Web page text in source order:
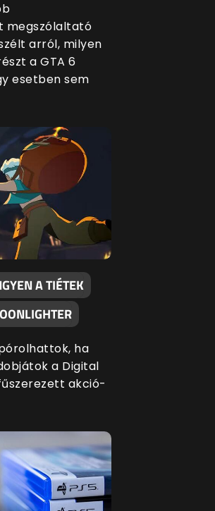
megszólaltató
arról, milyen
a GTA 6
esetben sem
A TIÉTEK
ha
a Digital
akció-